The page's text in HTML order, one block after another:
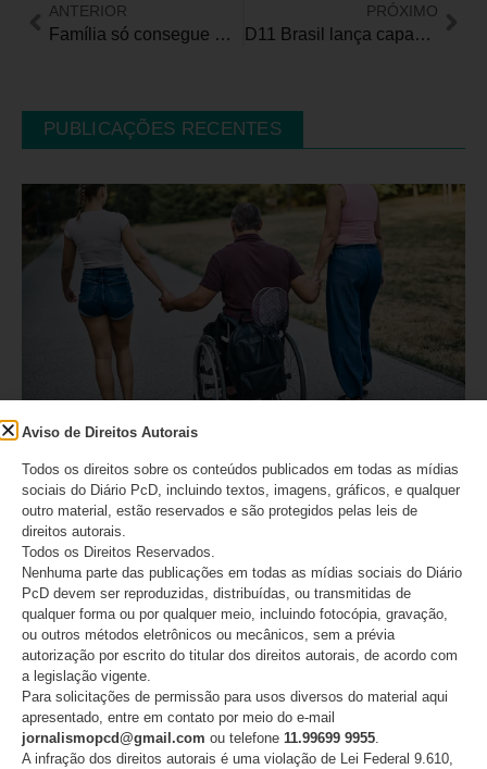
ANTERIOR
Família só consegue BPC por atuação da DPU: “Imagina não poder ajudar seu filho”
PRÓXIMO
D11 Brasil lança capacitação gratuita para pessoas com deficiência na comunidade de Paraisópolis em SP
PUBLICAÇÕES RECENTES
Pais com deficiência: números revelam uma realidade
ainda pouco conhecida e cercada de barreiras
09/08/2026
Aviso de Direitos Autorais
Todos os direitos sobre os conteúdos publicados em todas as mídias
sociais do Diário PcD, incluindo textos, imagens, gráficos, e qualquer
outro material, estão reservados e são protegidos pelas leis de
direitos autorais.
Todos os Direitos Reservados.
Nenhuma parte das publicações em todas as mídias sociais do Diário
PcD devem ser reproduzidas, distribuídas, ou transmitidas de
qualquer forma ou por qualquer meio, incluindo fotocópia, gravação,
ou outros métodos eletrônicos ou mecânicos, sem a prévia
autorização por escrito do titular dos direitos autorais, de acordo com
a legislação vigente.
Para solicitações de permissão para usos diversos do material aqui
apresentado, entre em contato por meio do e-mail
jornalismopcd@gmail.com ou telefone 11.99699 9955
A infração dos direitos autorais é uma violação de Lei Federal 9.610,